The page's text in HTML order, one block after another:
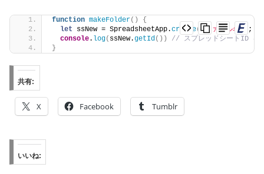
function makeFolder( )
{
let ssNew = SpreadsheetApp.create( 'ファイル名') ;
console. log( ssNew.getId ( ) )
// スプレッドシートID を
}
共有:
X Facebook Tumblr
いいね: